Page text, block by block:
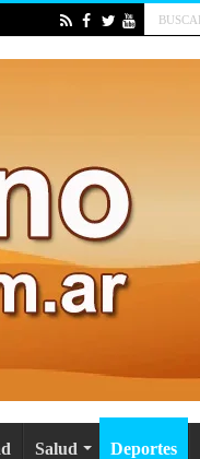
Salud Deportes